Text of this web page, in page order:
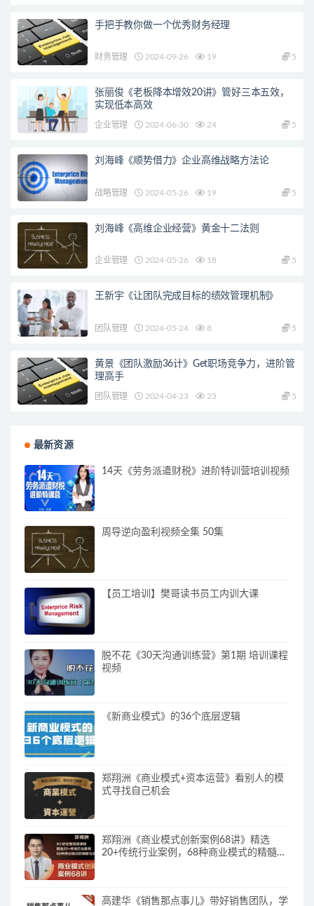
手把手教你做一个优秀财务经理
财务管理 2024-09-26 19 5
张丽俊《老板降本增效20讲》管好三本五效，
实现低本高效
企业管理 2024-06-30 24 5
刘海峰《顺势借力》企业高维战略方法论
战略管理 2024-05-26 19 5
刘海峰《高维企业经营》黄金十二法则
企业管理 2024-05-26 18 5
王新宇《让团队完成目标的绩效管理机制》
团队管理 2024-05-24 8 5
黄景《团队激励36计》Get职场竞争力，进阶管
理高手
团队管理 2024-04-23 23 5
最新资源
14天《劳务派遣财税》进阶特训营培训视频
周导逆向盈利视频全集 50集
【员工培训】樊哥读书员工内训大课
脱不花《30天沟通训练营》第1期 培训课程
视频
《新商业模式》的36个底层逻辑
郑翔洲《商业模式+资本运营》看别人的模
式寻找自己机会
郑翔洲《商业模式创新案例68讲》精选
20+传统行业案例，68种商业模式的精髓与
高建华《销售那点事儿》带好销售团队，学